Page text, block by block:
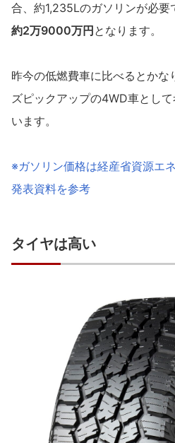
合、約1,235Lのガソリンが必要
約2万9000万円 となります。
昨今の低燃費車に比べるとかな
ズピックアップの4WD車とし
います。
※ガソリン価格は経産省資源エ
発表資料を参考
タイヤは高い